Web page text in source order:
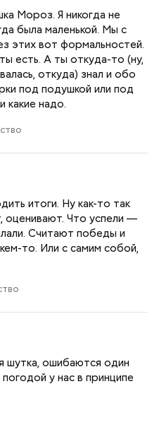
Мороз. Я никогда не
была маленькой. Мы с
этих вот формальностей.
есть. А ты откуда-то (ну,
откуда) знал и обо
под подушкой или под
какие надо.
итоги. Ну как-то так
оценивают. Что успели —
Считают победы и
то. Или с самим собой,
шутка, ошибаются один
у нас в принципе